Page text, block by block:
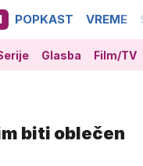
POPKAST VREME
Glasba Film/TV
biti oblečen